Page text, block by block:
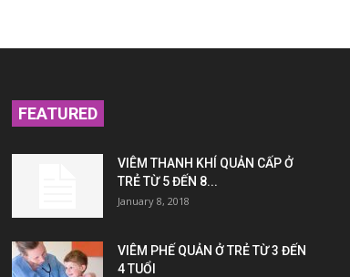
FEATURED
VIÊM THANH KHÍ QUẢN CẤP Ở
TRẺ TỪ 5 ĐẾN 8...
January 8, 2018
VIÊM PHẾ QUẢN Ở TRẺ TỪ 3 ĐẾN
4 TUỔI